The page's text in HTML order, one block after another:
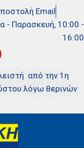
Email
- Παρασκευή, 10:00 -
16:00
από την 1η
λόγω θερινών